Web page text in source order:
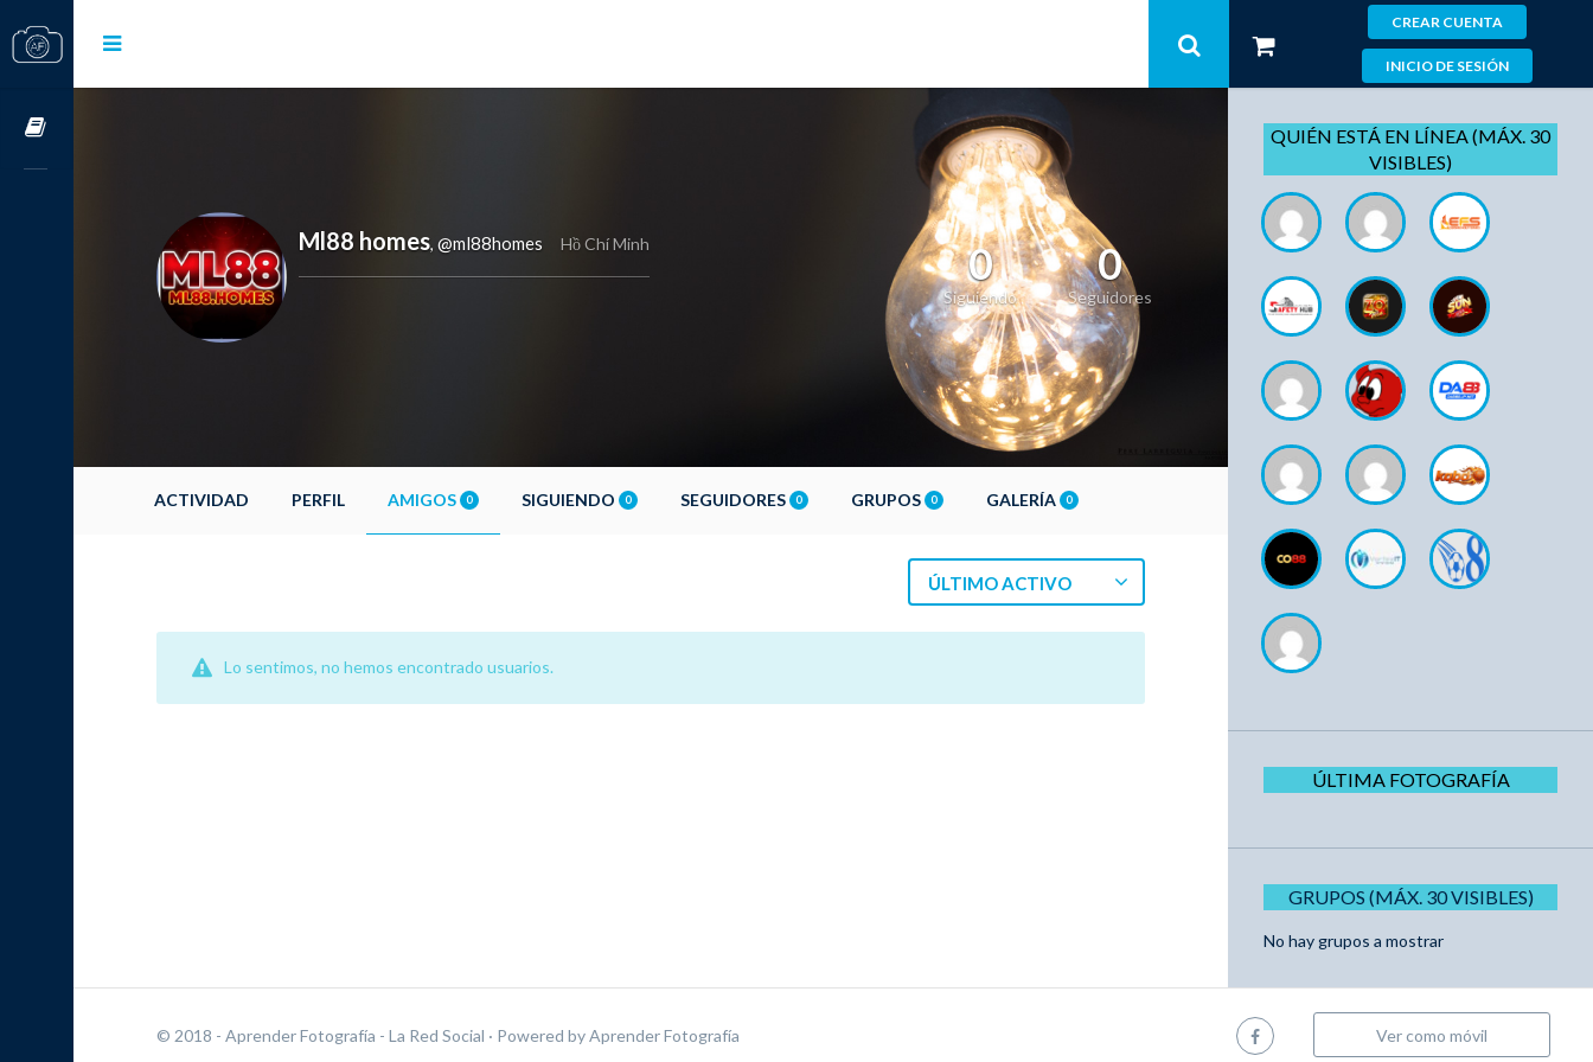
CREAR CUENTA
INICIO DE SESIÓN
Ml88 homes, @ml88homes Hồ Chí Minh 0
Siguiendo
0
Seguidores
ACTIVIDAD PERFIL AMIGOS 0 SIGUIENDO 0 SEGUIDORES 0 GRUPOS 0 GALERÍA 0
ÚLTIMO ACTIVO
Lo sentimos, no hemos encontrado usuarios.
QUIÉN ESTÁ EN LÍNEA (MÁX. 30
VISIBLES)
ÚLTIMA FOTOGRAFÍA
GRUPOS (MÁX. 30 VISIBLES)
No hay grupos a mostrar
© 2018 - Aprender Fotografía - La Red Social · Powered byAprender Fotografía